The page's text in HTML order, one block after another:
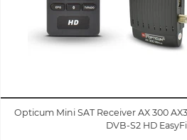
Opticum Mini SAT Receiver AX 300
DVB-S2 HD